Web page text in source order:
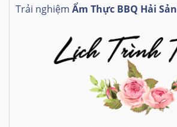
Trải nghiệm Ẩm Thực BBQ Hải Sản